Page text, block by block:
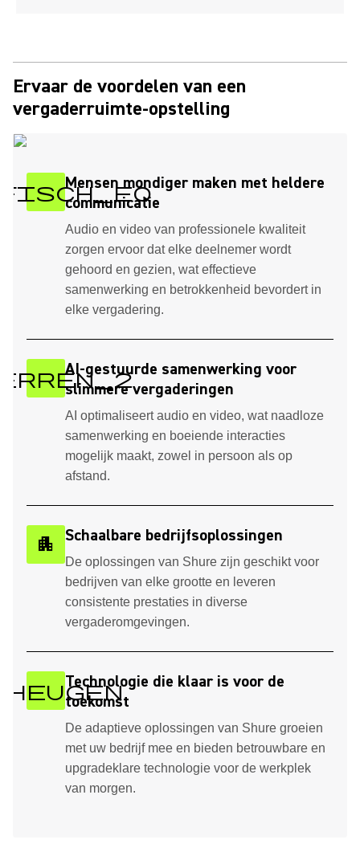
Ervaar de voordelen van een
vergaderruimte-opstelling
Mensen mondiger maken met heldere
communicatie
Audio en video van professionele kwaliteit
zorgen ervoor dat elke deelnemer wordt
gehoord en gezien, wat effectieve
samenwerking en betrokkenheid bevordert in
elke vergadering.
AI-gestuurde samenwerking voor
slimmere vergaderingen
AI optimaliseert audio en video, wat naadloze
samenwerking en boeiende interacties
mogelijk maakt, zowel in persoon als op
afstand.
apartment Schaalbare bedrijfsoplossingen
De oplossingen van Shure zijn geschikt voor
bedrijven van elke grootte en leveren
consistente prestaties in diverse
vergaderomgevingen.
Technologie die klaar is voor de
toekomst
De adaptieve oplossingen van Shure groeien
met uw bedrijf mee en bieden betrouwbare en
upgradeklare technologie voor de werkplek
van morgen.